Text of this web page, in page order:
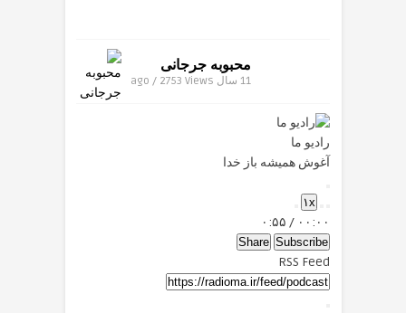
محبوبه جرجانی
11 سال ago / 2753 Views
رادیو ما
آغوش همیشه باز خدا
Play
Episode
Mute/Unmute
Episode
Rewind
10
Seconds
۱x
Forward
30
seconds
۰۰:۰۰ / ۰:۵۵
Subscribe
Share
RSS Feed